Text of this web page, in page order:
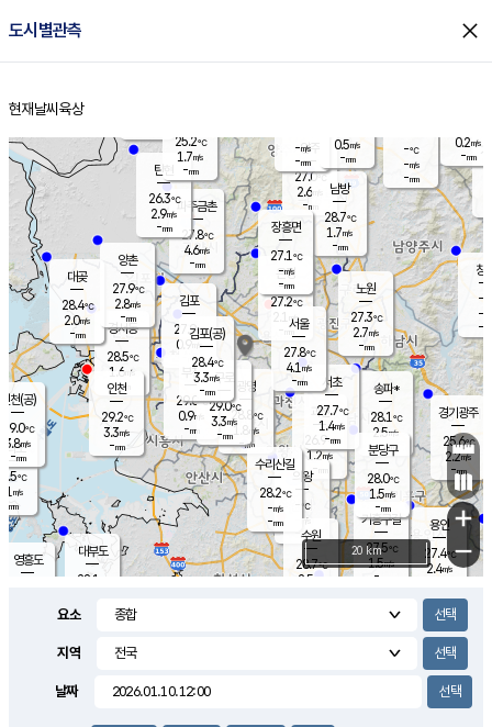
도시별관측 close
홈
현재날씨 육상
의도
℃
m/s
mm
영흥도
양주
27.0℃
2.6
-mm
과천
26.9℃
1.2m/s
- mm
용인
27.4℃
2.4m/s
경기광주
25.6℃
2.2m/s
-mm
3.4m/s
대부도
28.1
경서동
28.5℃
1.6 m/s
-mm
파주금촌
27.8℃
4.6m/s
-mm
-℃
-m/s
-mm
대곶
28.4℃
2.0m/s
-mm
창
-
-m/
-
탄현
26.3℃
2.9m/s
-mm
0.2m/s
-mm
의왕
- ℃
m/s
mm
김포
27.9℃
0.9 m/s
mm
광명
28.8 ℃
1.8 m/s
-mm
부천
29.0℃
0.9m/s
-mm
양촌
27.9℃
2.8m/s
-mm
구로
29.0℃
3.3m/s
-mm
은평
27.2℃
2.1 m/s
- mm
노원
27.3℃
2.7m/s
-mm
송파*
28.1℃
2.5m/s
-mm
서초
27.7℃
1.4m/s
-mm
남방
28.7℃
1.7m/s
-mm
기흥구갈
27.5℃
1.5m/s
-
수리산길
28.2℃
-m/s
-mm
분당구
28.0℃
1.5m/s
-mm
장흥면
27.1℃
-m/s
-mm
-m/s
-mm
인천(공)
29.0℃
3.8m/s
-mm
김포(공)
28.4℃
3.3m/s
-mm
수원
28.7℃
2.5 m/s
인천
29.2℃
3.3m/s
-mm
서울
27.8℃
4.1 m/s
-mm
25.2℃
1.7m/s
-mm
0.5m/s
-mm
+
−
20 km
요소
지역
날짜